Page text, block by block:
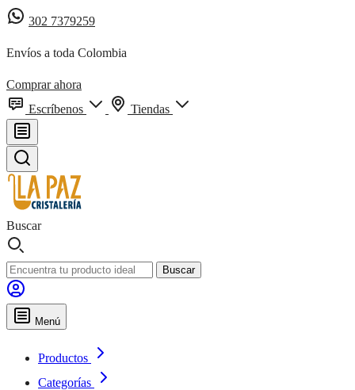
302 7379259
Envíos a toda Colombia
Comprar ahora
Escríbenos
Tiendas
Buscar
Buscar
Menú
Productos
Categorías